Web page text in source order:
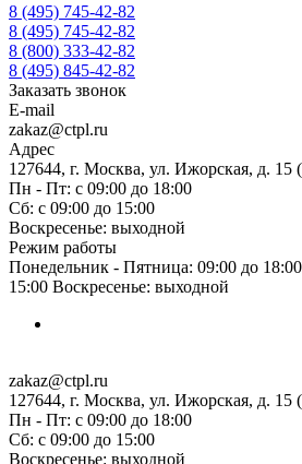
8 (495) 745-42-82
8 (495) 745-42-82
8 (800) 333-42-82
8 (495) 845-42-82
Заказать звонок
E-mail
zakaz@ctpl.ru
Адрес
127644, г. Москва, ул. Ижорская, д.
Пн - Пт: с 09:00 до 18:00
Сб: с 09:00 до 15:00
Воскресенье: выходной
Режим работы
Понедельник - Пятница: 09:00 до
15:00 Воскресенье: выходной
zakaz@ctpl.ru
127644, г. Москва, ул. Ижорская, д.
Пн - Пт: с 09:00 до 18:00
Сб: с 09:00 до 15:00
Воскресенье: выходной